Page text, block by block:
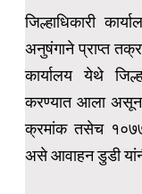
जिल्हाधिकारी
अनुषंगाने प्राप्त
कार्यालय येथे
करण्यात आला असून
क्रमांक तसेच १०७७
असे आवाहन डुडी